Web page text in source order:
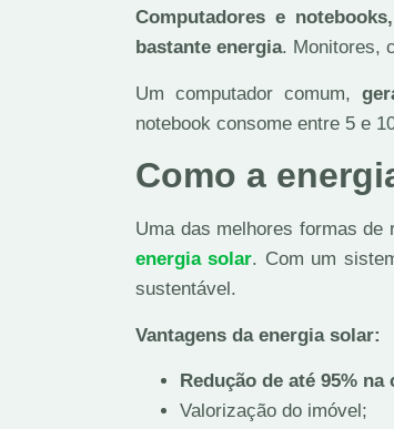
Computadores e
bastante energia. Monitores,
Um computador comum,
notebook consome entre 5 e
Como a
Uma das melhores formas de
energia solar. Com um
sustentável.
Vantagens da energia solar:
Redução de até 95% na
Valorização do imóvel;